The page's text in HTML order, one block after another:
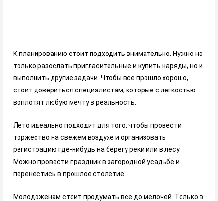
К планированию стоит подходить внимательно. Нужно не
только разослать пригласительные и купить наряды, но и
выполнить другие задачи. Чтобы все прошло хорошо,
стоит довериться специалистам, которые с легкостью
воплотят любую мечту в реальность.
Лето идеально подходит для того, чтобы провести
торжество на свежем воздухе и организовать
регистрацию где-нибудь на берегу реки или в лесу.
Можно провести праздник в загородной усадьбе и
перенестись в прошлое столетие.
Молодоженам стоит продумать все до мелочей. Только в